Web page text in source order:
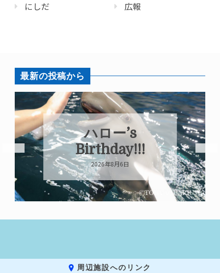
にしだ
広報
最新の投稿から
ハロー’s
Birthday!!!
2026年8月6日
周辺施設へのリンク